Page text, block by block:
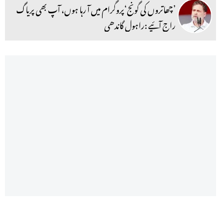
’چھاتروں کی گونج‘پروگرام میں آ رہا ہوں، آپ بھی پریاگ
راج آئیے :راہول گاندھی